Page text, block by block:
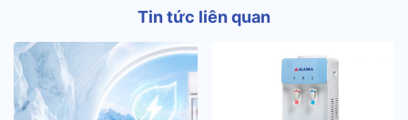
Tin tức liên quan